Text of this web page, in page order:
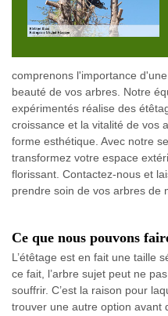
comprenons l'importance
beauté de vos arbres. Notre
expérimentés réalise des
croissance et la vitalité de vos
forme esthétique. Avec notre
transformez votre espace
florissant. Contactez-nous et
prendre soin de vos arbres de
Ce que nous pouvons
L’étêtage est en fait une taille
ce fait, l’arbre sujet peut ne
souffrir. C’est la raison pour
trouver une autre option avant